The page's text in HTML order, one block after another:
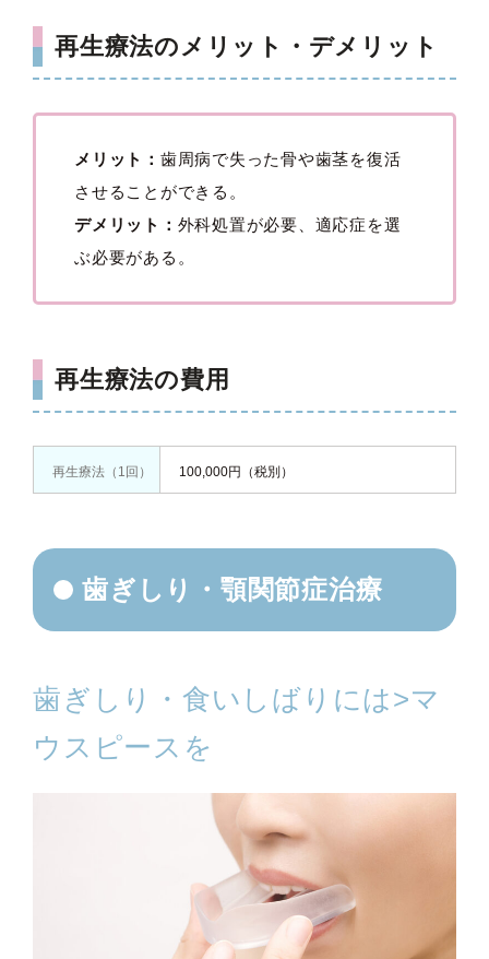
再生療法のメリット・デメリット
メリット： 歯周病で失った骨や歯茎を復活
させることができる。
デメリット： 外科処置が必要、適応症を選
ぶ必要がある。
再生療法の費用
再生療法（1回） 100,000円（税別）
歯ぎしり・顎関節症治療
歯ぎしり・食いしばりには>マ
ウスピースを